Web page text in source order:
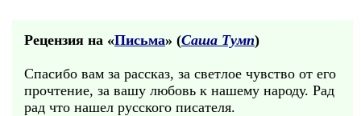
Рецензия на «Письма» (Саша Тумп)
Спасибо вам за рассказ, за светлое чувство от его
прочтение, за вашу любовь к нашему народу. Рад
рад что нашел русского писателя.